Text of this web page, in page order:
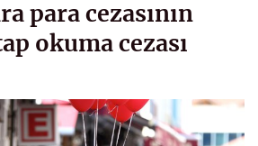
para cezasının
okuma cezası